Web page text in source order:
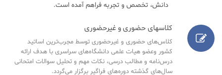
دانش، تخصص و تجربه فراهم آمده است.
کلاسهای حضوری و غیرحضوری
کلاس‌های حضوری و غیرحضوری توسط مجرب‌ترین اساتید
کشور وعضو هیات علمی دانشگاه‌های سراسری با هدف ارائه
درس‌نامه‌ و مطالب درسی، نکات مهم و تحلیل سوالات امتحانی
سال‌های گذشته دوره‌های فراگیر برگزار می‌گردد.